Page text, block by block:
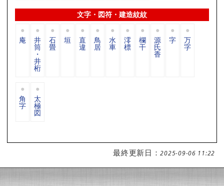
文字・図符・建造紋紋
庵 井
筒
・
井
桁
石
畳
垣 直
違
鳥
居
水
車
澪
標
欄
干
源
氏
香
字 万
字
角
字
太
極
図
最終更新日：2025-09-06 11:22